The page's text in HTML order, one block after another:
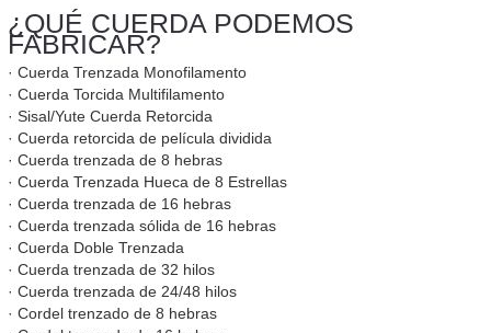
¿QUÉ CUERDA PODEMOS
FABRICAR?
· Cuerda Trenzada Monofilamento
· Cuerda Torcida Multifilamento
· Sisal/Yute Cuerda Retorcida
· Cuerda retorcida de película dividida
· Cuerda trenzada de 8 hebras
· Cuerda Trenzada Hueca de 8 Estrellas
· Cuerda trenzada de 16 hebras
· Cuerda trenzada sólida de 16 hebras
· Cuerda Doble Trenzada
· Cuerda trenzada de 32 hilos
· Cuerda trenzada de 24/48 hilos
· Cordel trenzado de 8 hebras